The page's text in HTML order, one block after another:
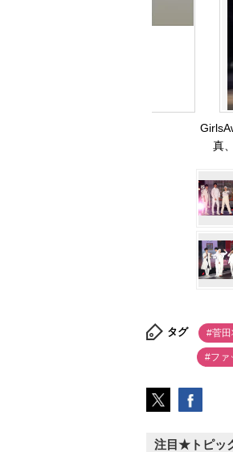
真
タグ #菅
#ファ
注目★トピッ